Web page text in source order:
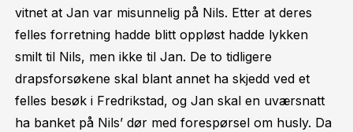
vitnet at Jan var misunnelig på Nils. Etter at deres
felles forretning hadde blitt oppløst hadde lykken
smilt til Nils, men ikke til Jan. De to tidligere
drapsforsøkene skal blant annet ha skjedd ved et
felles besøk i Fredrikstad, og Jan skal en uværsnatt
ha banket på Nils’ dør med forespørsel om husly. Da